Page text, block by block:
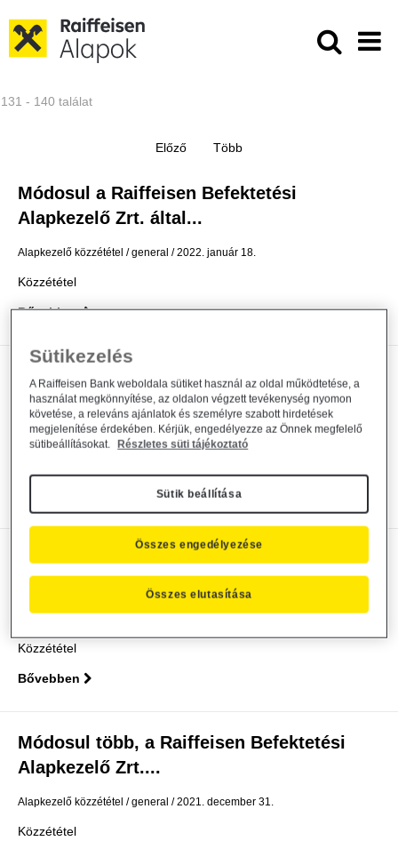
Közzétételek - Raiffeisen
131 - 140 találat
Módosul a Raiffeisen Befektetési
Alapkezelő Zrt. által...
Alapkezelő közzététel general 2022. január 18.
Közzététel
Bővebben
Tájékoztatás a Raiffeisen Befektetési
Alapkezelő Zrt....
Alapkezelő közzététel general 2022. január 17.
Módosul a Raiffeisen Befektetési
Alapkezelő Zrt. által...
Közzététel
Bővebben
Módosul több, a Raiffeisen Befektetési
Alapkezelő Zrt....
Alapkezelő közzététel general 2021. december 31.
Közzététel
Sütikezelés
A Raiffeisen Bank weboldala sütiket használ az oldal működtetése, a
használat megkönnyítése, az oldalon végzett tevékenység nyomon
követése, a releváns ajánlatok és személyre szabott hirdetések
megjelenítése érdekében. Kérjük, engedélyezze az Önnek megfelelő
sütibeállításokat.
Részletes süti tájékoztató
Sütik beállítása
Összes elutasítása
Összes engedélyezése